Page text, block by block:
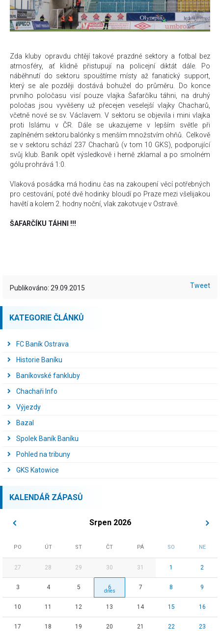
Zda kluby opravdu chtějí takové prazdné sektory a fotbal bez
atmosféry, ať klidně přistupují na policejní diktát dále. Po
náběhnutí do sektoru spouštíme místy až fanatický support,
který se ale později dostává bohužel do průměru. Do konce
prvního poločasu visí pouze vlajka Šafarčíku táhni, na druhý
poločas jsou vyvěšeny už přecejen veselejší vlajky Chacharů,
včetně nové se sv. Václavem. V sektoru se objevila i mini vlajka
proti Islámu v ČR. Dále se ukazujeme v lepším světle při
zaplněném sektoru balónky s menším množstvím ohňů. Celkově
se v sektoru schází 237 Chacharů (v tom 10 GKS), podporující
svůj klub. Baník opět výsledkově i herně zklamal a po smolném
gólu prohrává 1:0.
Vlaková posádka má hodinu čas na zakoupení věcí potřebných
pro cestování, poté dvě hodinky bloudí po Praze mezi všelijakou
havětí a kolem 2. hodny noční, vlak zakotvuje v Ostravě.
ŠAFARČÍKU TÁHNI !!!
Publikováno: 29.09.2015 Tweet
KATEGORIE ČLÁNKŮ
FC Baník Ostrava
Historie Baníku
Baníkovské fankluby
Chachaři Info
Výjezdy
Bazal
Spolek Baník Baníku
Pohled na tribuny
GKS Katowice
KALENDÁŘ ZÁPASŮ
Srpen 2026
PO ÚT ST ČT PÁ SO NE
27 28 29 30 31 1 2
3 4 5 6 7 8 9
10 11 12 13 14 15 16
17 18 19 20 21 22 23